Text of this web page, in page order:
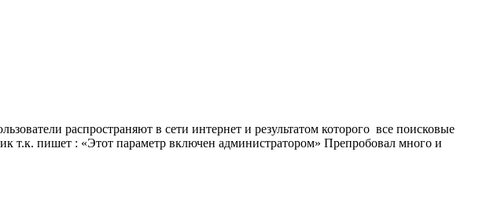
распространяют в сети интернет и результатом которого все поисковые
т.к. пишет : «Этот параметр включен администратором» Препробовал много и